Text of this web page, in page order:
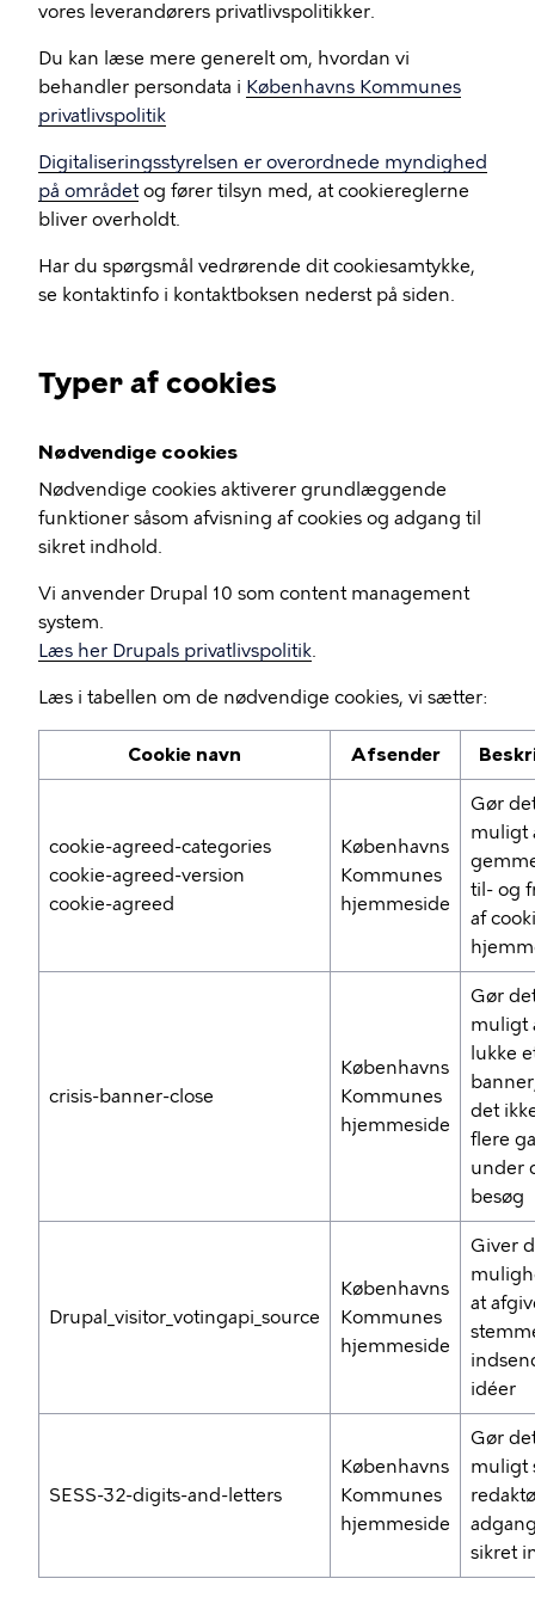
vores leverandørers privatlivspolitikker.
Du kan læse mere generelt om, hvordan vi
behandler persondata i Københavns Kommunes
privatlivspolitik
Digitaliseringsstyrelsen er overordnede myndighed
på områdetog fører tilsyn med, at cookiereglerne
bliver overholdt.
Har du spørgsmål vedrørende dit cookiesamtykke,
se kontaktinfo i kontaktboksen nederst på siden.
Typer af cookies
Nødvendige cookies
Nødvendige cookies aktiverer grundlæggende
funktioner såsom afvisning af cookies og adgang til
sikret indhold.
Vi anvender Drupal 10 som content management
system.
Læs her Drupals privatlivspolitik.
Læs i tabellen om de nødvendige cookies, vi sætter:
Cookie navn Afsender
cookie-agreed-categories
cookie-agreed-version
cookie-agreed
Københavns
Kommunes
hjemmeside
Gør
muligt
til- og
af
crisis-banner-close
Københavns
Kommunes
hjemmeside
Gør
muligt
lukke
det
flere
under
besøg
Drupal_visitor_votingapi_source
Københavns
Kommunes
hjemmeside
Giver
at
idéer
SESS-32-digits-and-letters
Københavns
Kommunes
hjemmeside
Gør
muligt
sikret